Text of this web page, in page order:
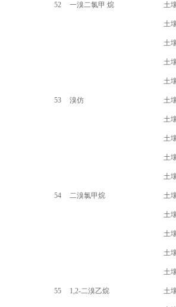
52 一溴二氯甲 烷 土
土
土
53 溴仿
土
土
土
土
土
54 二溴氯甲烷
土
土
土
土
土
55 1,2-二溴乙烷
土
土
土